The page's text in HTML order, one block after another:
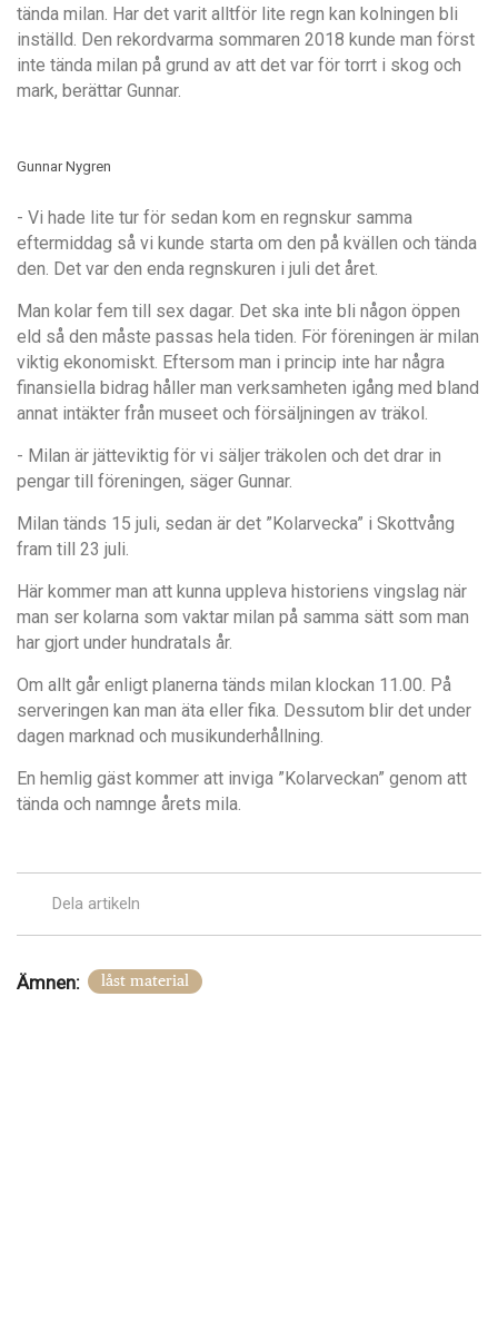
tända milan. Har det varit alltför lite regn kan kolningen bli
inställd. Den rekordvarma sommaren 2018 kunde man först
inte tända milan på grund av att det var för torrt i skog och
mark, berättar Gunnar.
Gunnar Nygren
- Vi hade lite tur för sedan kom en regnskur samma
eftermiddag så vi kunde starta om den på kvällen och tända
den. Det var den enda regnskuren i juli det året.
Man kolar fem till sex dagar. Det ska inte bli någon öppen
eld så den måste passas hela tiden. För föreningen är milan
viktig ekonomiskt. Eftersom man i princip inte har några
finansiella bidrag håller man verksamheten igång med bland
annat intäkter från museet och försäljningen av träkol.
- Milan är jätteviktig för vi säljer träkolen och det drar in
pengar till föreningen, säger Gunnar.
Milan tänds 15 juli, sedan är det ”Kolarvecka” i Skottvång
fram till 23 juli.
Här kommer man att kunna uppleva historiens vingslag när
man ser kolarna som vaktar milan på samma sätt som man
har gjort under hundratals år.
Om allt går enligt planerna tänds milan klockan 11.00. På
serveringen kan man äta eller fika. Dessutom blir det under
dagen marknad och musikunderhållning.
En hemlig gäst kommer att inviga ”Kolarveckan” genom att
tända och namnge årets mila.
Dela artikeln
Ämnen: låst material